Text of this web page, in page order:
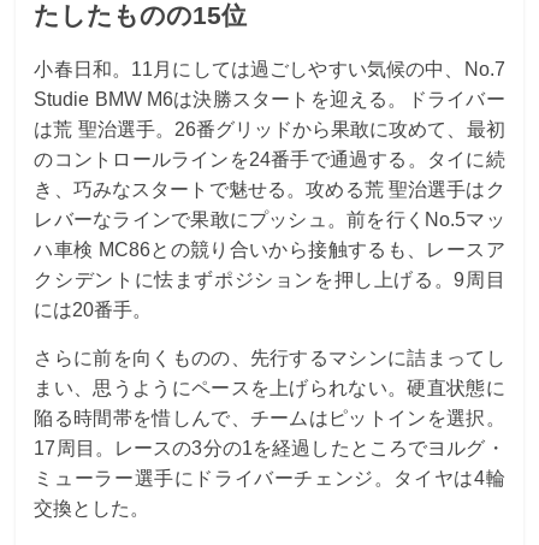
たしたものの15位
小春日和。11月にしては過ごしやすい気候の中、No.7
Studie BMW M6は決勝スタートを迎える。ドライバー
は荒 聖治選手。26番グリッドから果敢に攻めて、最初
のコントロールラインを24番手で通過する。タイに続
き、巧みなスタートで魅せる。攻める荒 聖治選手はク
レバーなラインで果敢にプッシュ。前を行くNo.5マッ
ハ車検 MC86との競り合いから接触するも、レースア
クシデントに怯まずポジションを押し上げる。9周目
には20番手。
さらに前を向くものの、先行するマシンに詰まってし
まい、思うようにペースを上げられない。硬直状態に
陥る時間帯を惜しんで、チームはピットインを選択。
17周目。レースの3分の1を経過したところでヨルグ・
ミューラー選手にドライバーチェンジ。タイヤは4輪
交換とした。